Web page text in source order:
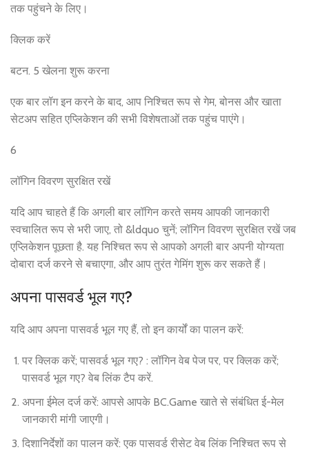
तक पहुंचने के लिए।
क्लिक करें
बटन. 5 खेलना शुरू करना
एक बार लॉग इन करने के बाद, आप निश्चित रूप से गेम, बोनस और खाता
सेटअप सहित एप्लिकेशन की सभी विशेषताओं तक पहुंच पाएंगे।
6
लॉगिन विवरण सुरक्षित रखें
यदि आप चाहते हैं कि अगली बार लॉगिन करते समय आपकी जानकारी
स्वचालित रूप से भरी जाए, तो &ldquo चुनें; लॉगिन विवरण सुरक्षित रखें जब
एप्लिकेशन पूछता है. यह निश्चित रूप से आपको अगली बार अपनी योग्यता
दोबारा दर्ज करने से बचाएगा, और आप तुरंत गेमिंग शुरू कर सकते हैं।
अपना पासवर्ड भूल गए?
यदि आप अपना पासवर्ड भूल गए हैं, तो इन कार्यों का पालन करें:
पर क्लिक करें; पासवर्ड भूल गए? : लॉगिन वेब पेज पर, पर क्लिक करें;
पासवर्ड भूल गए? वेब लिंक टैप करें.
अपना ईमेल दर्ज करें: आपसे आपके BC.Game खाते से संबंधित ई-मेल
जानकारी मांगी जाएगी।
दिशानिर्देशों का पालन करें: एक पासवर्ड रीसेट वेब लिंक निश्चित रूप से